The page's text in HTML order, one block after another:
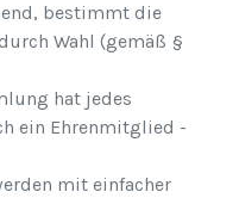
bestimmt die
Wahl (gemäß §
hat jedes
ein Ehrenmitglied -
mit einfacher